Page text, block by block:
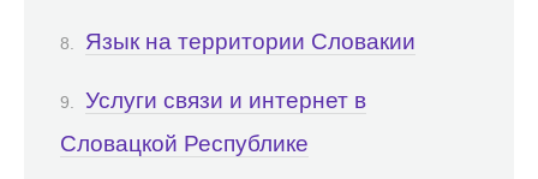
Язык на территории Словакии
Услуги связи и интернет в
Словацкой Республике